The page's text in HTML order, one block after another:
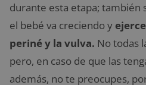
durante esta etapa; también
el bebé va creciendo y
periné y la vulva. No todas
pero, en caso de que las
además, no te preocupes,